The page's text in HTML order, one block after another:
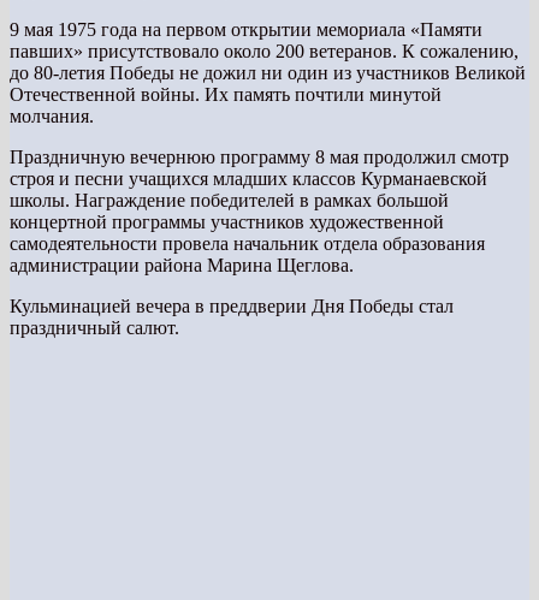
9 мая 1975 года на первом открытии мемориала «Памяти
павших» присутствовало около 200 ветеранов. К сожалению,
до 80-летия Победы не дожил ни один из участников Великой
Отечественной войны. Их память почтили минутой
молчания.
Праздничную вечернюю программу 8 мая продолжил смотр
строя и песни учащихся младших классов Курманаевской
школы. Награждение победителей в рамках большой
концертной программы участников художественной
самодеятельности провела начальник отдела образования
администрации района Марина Щеглова.
Кульминацией вечера в преддверии Дня Победы стал
праздничный салют.